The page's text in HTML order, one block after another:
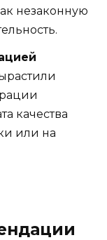
незаконную
качества
или на